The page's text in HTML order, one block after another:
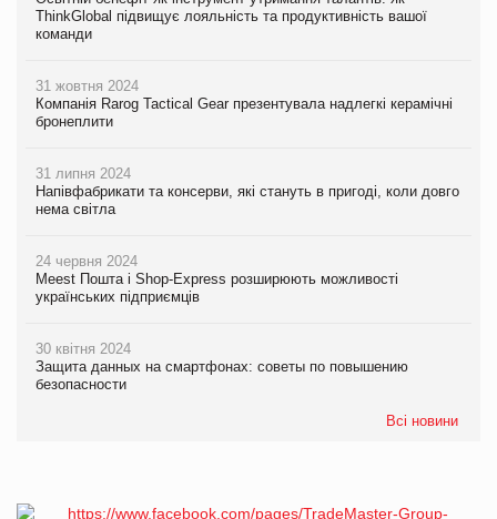
ThinkGlobal підвищує лояльність та продуктивність вашої
команди
31 жовтня 2024
Компанія Rarog Tactical Gear презентувала надлегкі керамічні
бронеплити
31 липня 2024
Напівфабрикати та консерви, які стануть в пригоді, коли довго
нема світла
24 червня 2024
Meest Пошта і Shop-Express розширюють можливості
українських підприємців
30 квітня 2024
Защита данных на смартфонах: советы по повышению
безопасности
Всі новини